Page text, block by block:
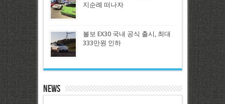
지순례 떠나자
볼보 EX30 국내 공식 출시, 최대
333만원 인하
News